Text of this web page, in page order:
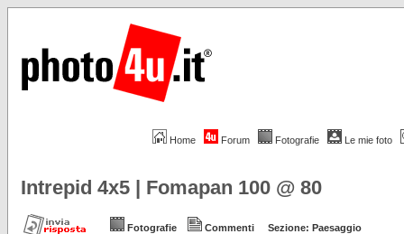
Home Forum Fotografie Le mie foto
Intrepid 4x5 | Fomapan 100 @ 80
Fotografie Commenti Sezione: Paesaggio